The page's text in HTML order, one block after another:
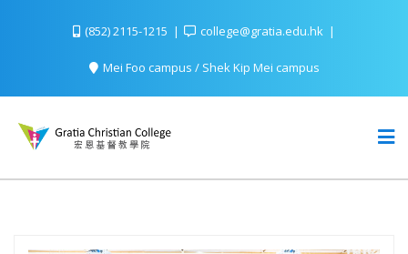
(852) 2115-1215 college@gratia.edu.hk
Mei Foo campus / Shek Kip Mei campus